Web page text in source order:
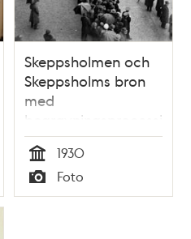
Skeppsholmen och
Skeppsholms bron
med
begravningsprocession
och kistorna med
stoften efter
Salomon August
Andrée, Knut
Tid
1930
Typ
Foto